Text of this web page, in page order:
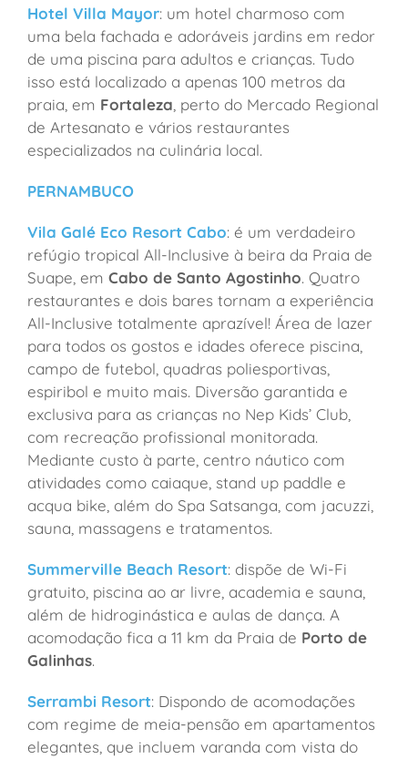
Hotel Villa Mayor: um hotel charmoso com
uma bela fachada e adoráveis ​​jardins em redor
de uma piscina para adultos e crianças. Tudo
isso está localizado a apenas 100 metros da
praia, em Fortaleza , perto do Mercado Regional
de Artesanato e vários restaurantes
especializados na culinária local.
PERNAMBUCO
Vila Galé Eco Resort Cabo: é um verdadeiro
refúgio tropical All-Inclusive à beira da Praia de
Suape, em Cabo de Santo Agostinho. Quatro
restaurantes e dois bares tornam a experiência
All-Inclusive totalmente aprazível! Área de lazer
para todos os gostos e idades oferece piscina,
campo de futebol, quadras poliesportivas,
espiribol e muito mais. Diversão garantida e
exclusiva para as crianças no Nep Kids’ Club,
com recreação profissional monitorada.
Mediante custo à parte, centro náutico com
atividades como caiaque, stand up paddle e
acqua bike, além do Spa Satsanga, com jacuzzi,
sauna, massagens e tratamentos.
Summerville Beach Resort: dispõe de Wi-Fi
gratuito, piscina ao ar livre, academia e sauna,
além de hidroginástica e aulas de dança. A
acomodação fica a 11 km da Praia de Porto de
Galinhas.
Serrambi Resort: Dispondo de acomodações
com regime de meia-pensão em apartamentos
elegantes, que incluem varanda com vista do